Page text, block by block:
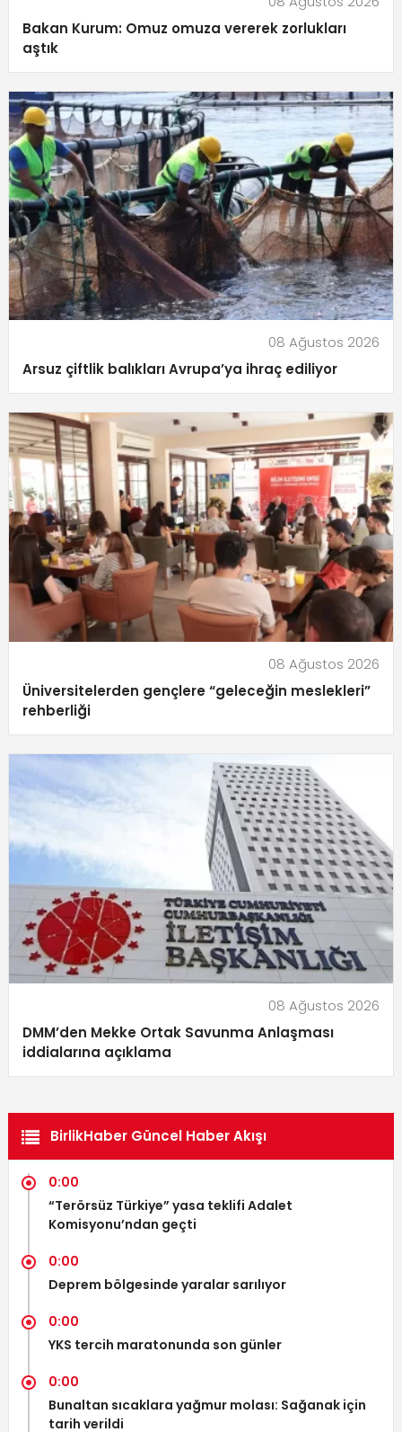
Bakan Kurum: Omuz omuza vererek zorlukları
aştık
08 Ağustos 2026
Arsuz çiftlik balıkları Avrupa’ya ihraç ediliyor
08 Ağustos 2026
Üniversitelerden gençlere “geleceğin meslekleri”
rehberliği
08 Ağustos 2026
DMM’den Mekke Ortak Savunma Anlaşması
iddialarına açıklama
BirlikHaber Güncel Haber Akışı
0:00
“Terörsüz Türkiye” yasa teklifi Adalet
Komisyonu’ndan geçti
0:00
Deprem bölgesinde yaralar sarılıyor
0:00
YKS tercih maratonunda son günler
0:00
Bunaltan sıcaklara yağmur molası: Sağanak için
tarih verildi